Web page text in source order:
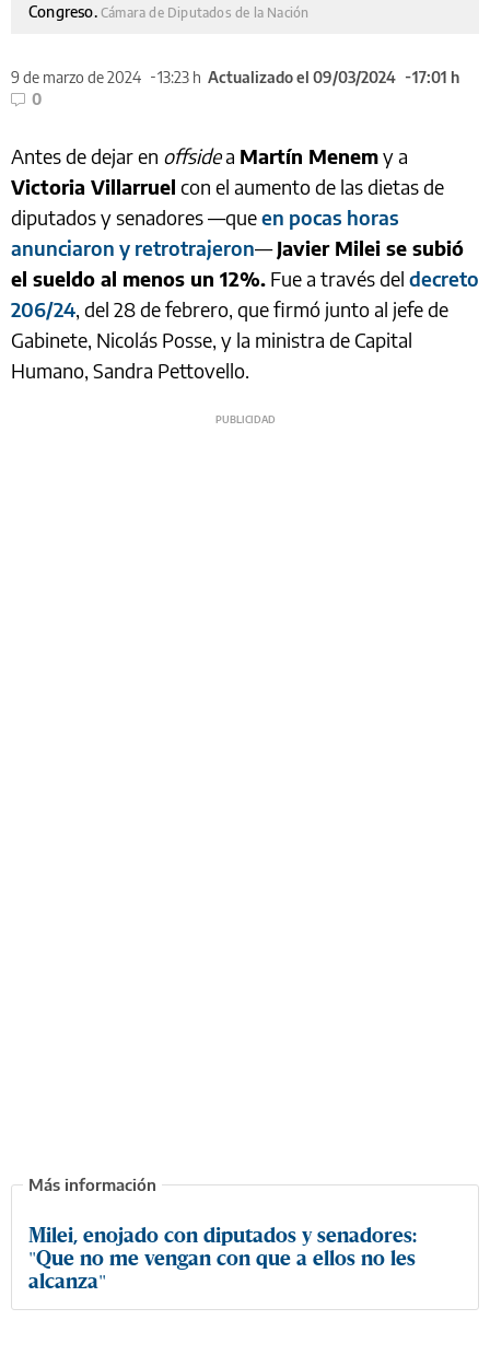
Congreso. Cámara de Diputados de la Nación
9 de marzo de 2024 13:23 h Actualizado el 09/03/2024
17:01 h
0
Antes de dejar en offsidea Martín Menemy a
Victoria Villarruel con el aumento de las dietas de
diputados y senadores —queen pocas horas
anunciaron y retrotrajeron—Javier Milei se subió
el sueldo al menos un 12%. Fue a través del decreto
206/24, del 28 de febrero, que firmó junto al jefe de
Gabinete, Nicolás Posse, y la ministra de Capital
Humano, Sandra Pettovello.
Milei, enojado con diputados y senadores:
"Que no me vengan con que a ellos no les
alcanza"